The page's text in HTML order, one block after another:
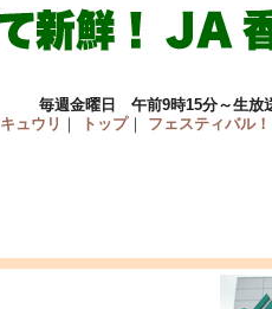
毎週金曜日 午前9時15分～生放
キュウリ ｜ トップ｜ フェスティバル